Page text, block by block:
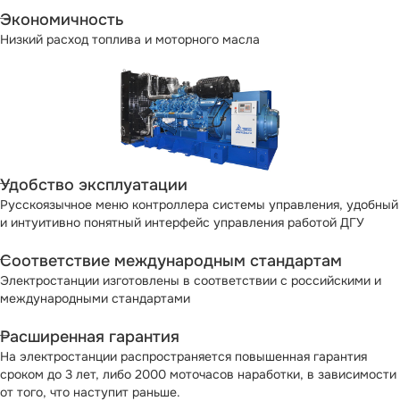
Экономичность
Низкий расход топлива и моторного масла
Удобство эксплуатации
Русскоязычное меню контроллера системы управления, удобный
и интуитивно понятный интерфейс управления работой ДГУ
Соответствие международным стандартам
Электростанции изготовлены в соответствии с российскими и
международными стандартами
Расширенная гарантия
На электростанции распространяется повышенная гарантия
сроком до 3 лет, либо 2000 моточасов наработки, в зависимости
от того, что наступит раньше.